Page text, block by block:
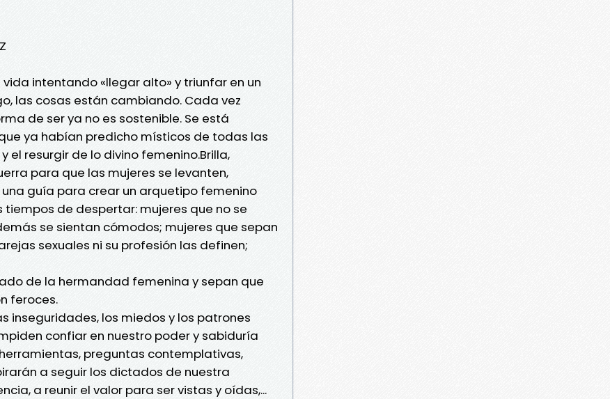
intentando «llegar alto» y triunfar en un
las cosas están cambiando. Cada vez
de ser ya no es sostenible. Se está
ya habían predicho místicos de todas las
el resurgir de lo divino femenino.Brilla,
para que las mujeres se levanten,
una guía para crear un arquetipo femenino
de despertar: mujeres que no se
se sientan cómodos; mujeres que sepan
sexuales ni su profesión las definen;
de la hermandad femenina y sepan que
feroces.
inseguridades, los miedos y los patrones
confiar en nuestro poder y sabiduría
preguntas contemplativas,
a seguir los dictados de nuestra
a reunir el valor para ser vistas y oídas,...